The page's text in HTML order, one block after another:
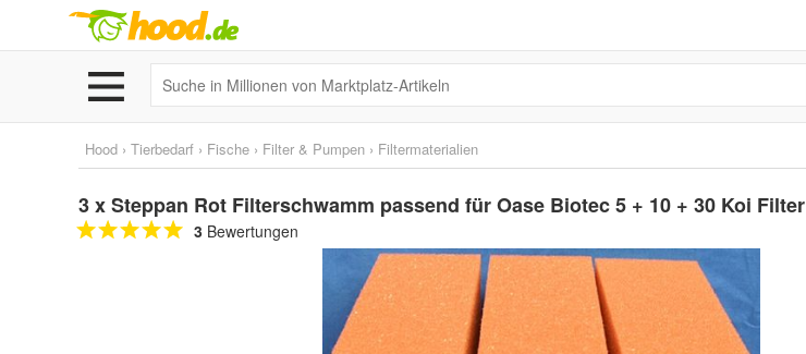
Hood › Tierbedarf › Fische › Filter & Pumpen › Filtermaterialien
3 x Steppan Rot Filterschwamm passend für Oase Biotec 5 + 10 + 30 Koi Filter
3 Bewertungen